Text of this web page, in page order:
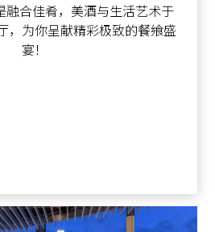
融合佳肴，美酒与生活艺术于
，为你呈献精彩极致的餐飨盛
宴！